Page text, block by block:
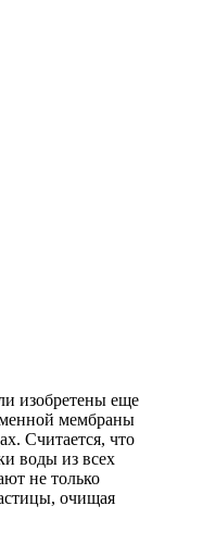
изобретены еще
мембраны
Считается, что
воды из всех
не только
очищая